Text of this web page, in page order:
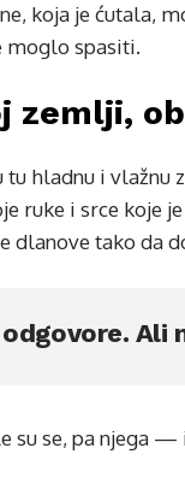
koja je ćutala,
moglo spasiti.
zemlji,
tu hladnu i
ruke i srce koje
dlanove tako da
Ali
su se, pa njega —